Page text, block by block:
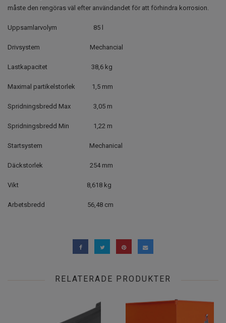
måste den rengöras väl efter användandet för att förhindra korrosion.
Uppsamlarvolym 85 l
Drivsystem Mechancial
Lastkapacitet 38,6 kg
Maximal partikelstorlek 1,5 mm
Spridningsbredd Max 3,05 m
Spridningsbredd Min 1,22 m
Startsystem Mechanical
Däckstorlek 254 mm
Vikt 8,618 kg
Arbetsbredd 56,48 cm
RELATERADE PRODUKTER